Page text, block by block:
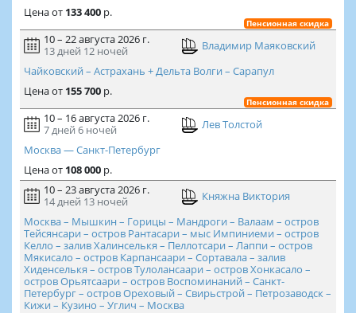
Ценаот 133 400р.
Пенсионная скидка
10 – 22 августа 2026 г.
13 дней 12 ночей
Владимир Маяковский
Чайковский – Астрахань + Дельта Волги – Сарапул
Ценаот 155 700р.
Пенсионная скидка
10 – 16 августа 2026 г.
7 дней 6 ночей
Лев Толстой
Москва — Санкт-Петербург
Ценаот 108 000р.
10 – 23 августа 2026 г.
14 дней 13 ночей
Княжна Виктория
Москва – Мышкин – Горицы – Мандроги – Валаам – остров
Тейсянсари – остров Рантасари – мыс Импиниеми – остров
Келло – залив Халинселькя – Пеллотсари – Лаппи – остров
Мякисало – остров Карпансаари – Сортавала – залив
Хиденселькя – остров Тулолансаари – остров Хонкасало –
остров Орьятсаари – остров Воспоминаний – Санкт-
Петербург – остров Ореховый – Свирьстрой – Петрозаводск –
Кижи – Кузино – Углич – Москва